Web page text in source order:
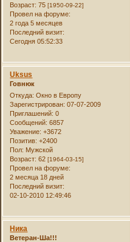
Возраст: 75[1950-09-22]
Провел на форуме:
2 года 5 месяцев
Последний визит:
Сегодня 05:52:33
Uksus
Говнюк
Откуда: Окно в Европу
Зарегистрирован: 07-07-2009
Приглашений: 0
Сообщений: 6857
Уважение: +3672
Позитив: +2400
Пол: Мужской
Возраст: 62[1964-03-15]
Провел на форуме:
2 месяца 18 дней
Последний визит:
02-10-2010 12:49:46
Ника
Ветеран-Ша!!!